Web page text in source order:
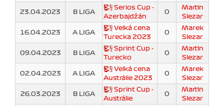
23.04.2023 B LIGA
Serios Cup -
Azerbajdžán
0
Martin
Slezar
16.04.2023 A LIGA
Velká cena
Turecka 2023
0
Marek
Slezar
09.04.2023 B LIGA
Sprint Cup -
Turecko
0
Martin
Slezar
02.04.2023 A LIGA
Velká cena
Austrálie 2023
0
Marek
Slezar
26.03.2023 B LIGA
Sprint Cup -
Austrálie
0
Martin
Slezar